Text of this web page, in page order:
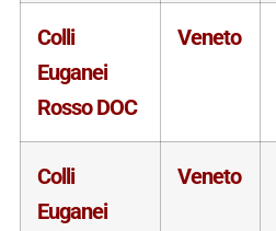
Colli
Euganei
Rosso DOC
Veneto
Colli
Euganei
Veneto